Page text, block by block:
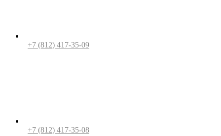
+7 (812) 417-35-09
+7 (812) 417-35-08